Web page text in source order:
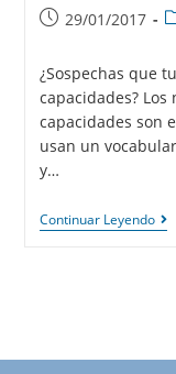
29/01/2017
¿Sospechas que
capacidades?
capacidades son
usan un
y…
Continuar Leyendo